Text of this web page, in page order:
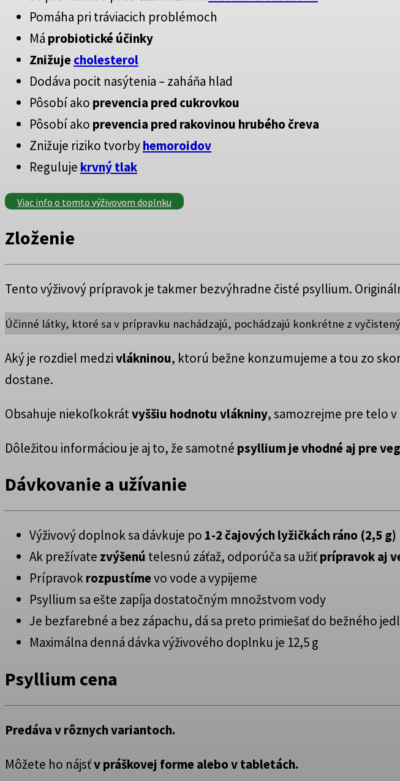
Pomáha pri tráviacich problémoch
Má probiotické účinky
Znižujecholesterol
Dodáva pocit nasýtenia – zaháňa hlad
Pôsobí ako prevencia pred cukrovkou
Pôsobí ako prevencia pred rakovinou hrubého čreva
Znižuje riziko tvorbyhemoroidov
Reguluje krvný tlak
Viac info o tomto výživovom doplnku
Zloženie
Tento výživový prípravok je takmer bezvýhradne čisté psyllium.
Účinné látky, ktoré sa v prípravku nachádzajú, pochádzajú konkrétne z
Aký je rozdiel medzivlákninou, ktorú bežne konzumujeme a tou zo
dostane.
Obsahuje niekoľkokrátvyššiu hodnotu vlákniny, samozrejme pre telo
Dôležitou informáciou je aj to, že samotné psyllium je vhodné aj pre
Dávkovanie a užívanie
Výživový doplnok sa dávkuje po 1-2 čajových lyžičkách ráno (2,5 g)
Ak prežívate zvýšenú telesnú záťaž, odporúča sa užiťprípravok aj
Prípravokrozpustímevo vode a vypijeme
Psyllium sa ešte zapíja dostatočným množstvom vody
Je bezfarebné a bez zápachu, dá sa preto primiešať do bežného
Maximálna denná dávka výživového doplnku je 12,5 g
Psyllium cena
Predáva v rôznych variantoch.
Môžete ho nájsťv práškovej forme alebo v tabletách.